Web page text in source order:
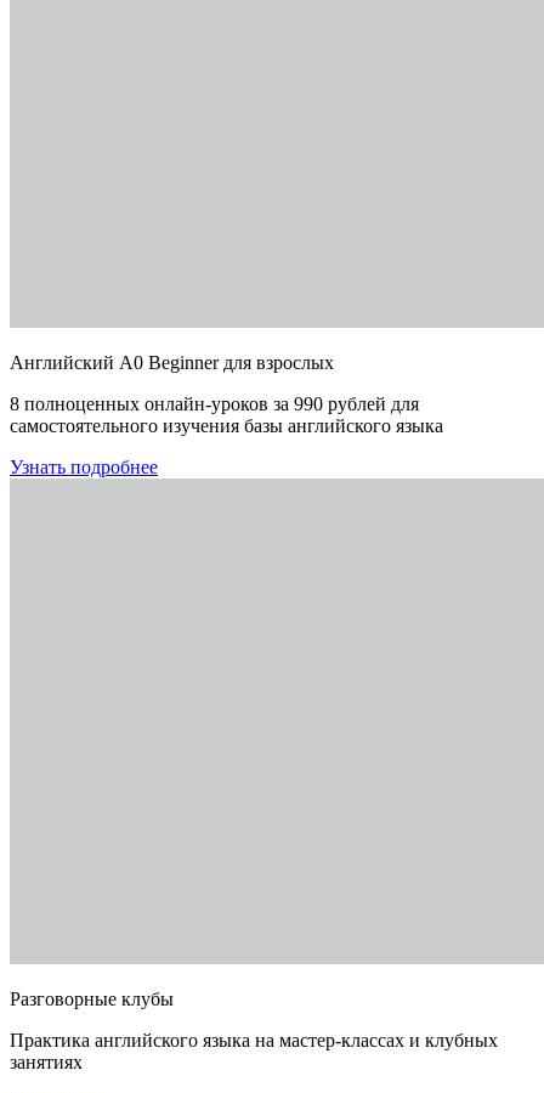
Английский A0 Beginner для взрослых
8 полноценных онлайн-уроков за 990 рублей для
самостоятельного изучения базы английского языка
Узнать подробнее
Разговорные клубы
Практика английского языка на мастер-классах и клубных
занятиях